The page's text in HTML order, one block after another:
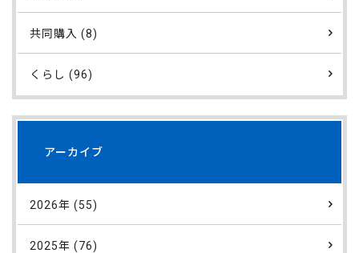
共同購入 (8)
くらし (96)
アーカイブ
2026年 (55)
2025年 (76)